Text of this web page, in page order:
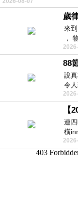
歲
來
，
88
說
令
復...
連
橫
看